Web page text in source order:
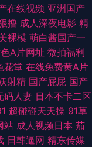
浮力视频 先锋资源每日
伦理片儿 青青操在线
线小电影 精品兔费产
放专区 成人片在线视频
都是精品 www99草草
在线视频 亚洲国产
撸 成人深夜电影 精
裸模 萌白酱国产一
A片网址 微拍福利
花堂 在线免费黄A片
射精 国产屁屁 国产
码人妻 日本不卡二区
超碰碰天天操 91草
站 成人视频日本 茄
日韩逼网 精东传媒